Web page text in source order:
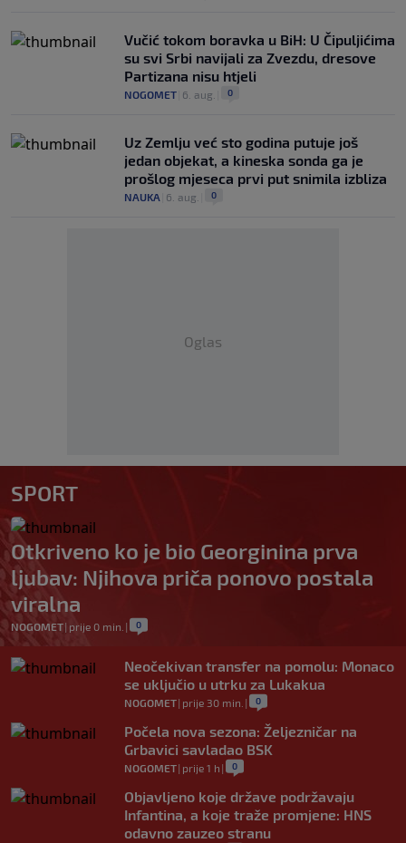
Vučić tokom boravka u BiH: U Čipuljićima
su svi Srbi navijali za Zvezdu, dresove
Partizana nisu htjeli
NOGOMET 6. aug. 0
Uz Zemlju već sto godina putuje još
jedan objekat, a kineska sonda ga je
prošlog mjeseca prvi put snimila izbliza
NAUKA 6. aug. 0
Oglas
SPORT
Otkriveno ko je bio Georginina prva
ljubav: Njihova priča ponovo postala
viralna
NOGOMET| prije 0 min. | 0
Neočekivan transfer na pomolu: Monaco
se uključio u utrku za Lukakua
NOGOMET| prije 30 min. | 0
Počela nova sezona: Željezničar na
Grbavici savladao BSK
NOGOMET| prije 1 h | 0
Objavljeno koje države podržavaju
Infantina, a koje traže promjene: HNS
odavno zauzeo stranu